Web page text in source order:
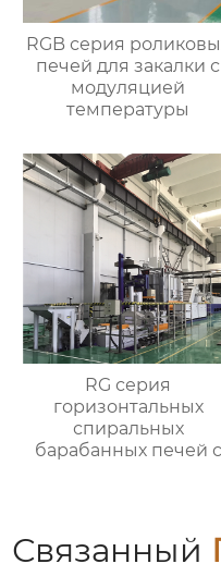
RGB серия
печей для закалки с
модуляцией
температуры
RG серия
горизонтальных
спиральных
барабанных печей с
Связанный